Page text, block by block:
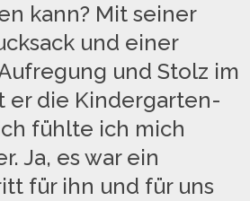
kann? Mit seiner
und einer
und Stolz im
er die Kindergarten-
fühlte ich mich
Ja, es war ein
für ihn und für uns